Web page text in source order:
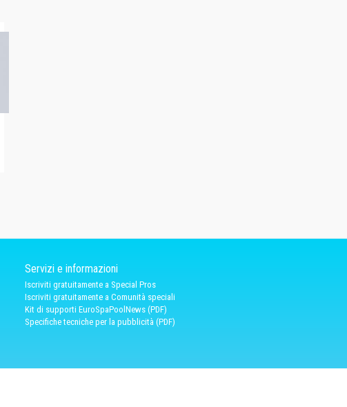
Servizi e informazioni
Iscriviti gratuitamente a Special Pros
Iscriviti gratuitamente a Comunità speciali
Kit di supporti EuroSpaPoolNews (PDF)
Specifiche tecniche per la pubblicità (PDF)